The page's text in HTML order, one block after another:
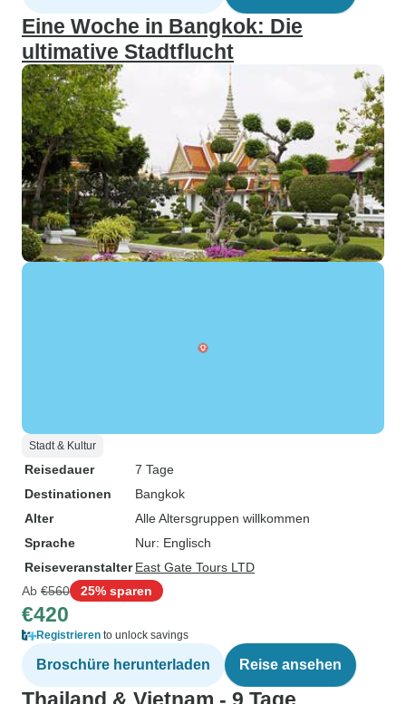
Eine Woche in Bangkok: Die
ultimative Stadtflucht
Stadt & Kultur
Reisedauer
7 Tage
Destinationen
Bangkok
Alter
Alle Altersgruppen willkommen
Sprache
Nur: Englisch
Reiseveranstalter East Gate Tours LTD
Ab €560 25% sparen
€420
Registrieren to unlock savings
Broschüre herunterladen Reise ansehen